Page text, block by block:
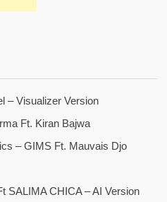
– Visualizer Version
Ft. Kiran Bajwa
– GIMS Ft. Mauvais Djo
SALIMA CHICA – AI Version